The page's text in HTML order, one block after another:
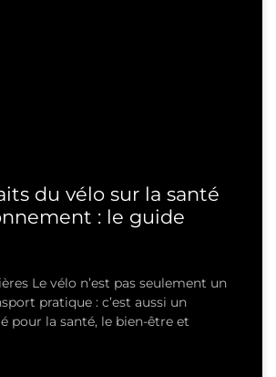
du vélo sur la santé
: le guide
Le vélo n’est pas seulement un
pratique : c’est aussi un
pour la santé, le bien-être et